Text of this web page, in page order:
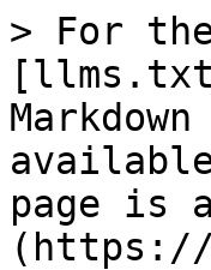
> For
page is
(https://